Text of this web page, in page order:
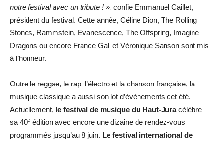
notre festival avec un tribute ! », confie Emmanuel Caillet,
président du festival. Cette année, Céline Dion, The Rolling
Stones, Rammstein, Evanescence, The Offspring, Imagine
Dragons ou encore France Gall et Véronique Sanson sont mis
à l’honneur.
Outre le reggae, le rap, l’électro et la chanson française, la
musique classique a aussi son lot d’événements cet été.
Actuellement, le festival de musique du Haut-Juracélèbre
sa 40e édition avec encore une dizaine de rendez-vous
programmés jusqu’au 8 juin. Le festival international de